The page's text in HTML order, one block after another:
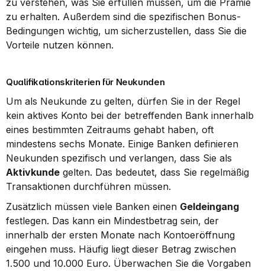
zu verstehen, was Sie erfüllen müssen, um die Prämie
zu erhalten. Außerdem sind die spezifischen Bonus-
Bedingungen wichtig, um sicherzustellen, dass Sie die
Vorteile nutzen können.
Qualifikationskriterien für Neukunden
Um als Neukunde zu gelten, dürfen Sie in der Regel
kein aktives Konto bei der betreffenden Bank innerhalb
eines bestimmten Zeitraums gehabt haben, oft
mindestens sechs Monate. Einige Banken definieren
Aktivkunde gelten. Das bedeutet, dass Sie regelmäßig
Transaktionen durchführen müssen.
Zusätzlich müssen viele Banken einen Geldeingang
festlegen. Das kann ein Mindestbetrag sein, der
innerhalb der ersten Monate nach Kontoeröffnung
eingehen muss. Häufig liegt dieser Betrag zwischen
1.500 und 10.000 Euro. Überwachen Sie die Vorgaben